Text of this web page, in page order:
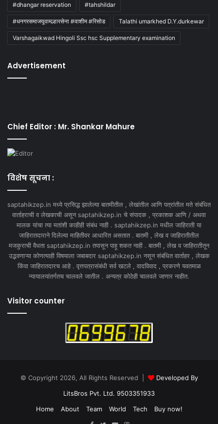
#dhangar reservation #tahshildar
#धनगरसमाजयूवामल्हारसेना #वाशीम #रिसोड Talathi umarkhed D.Y.durkewar
Varshagaikwad Hingoli Ssc hsc Supplementary examination
Advertisement
Chief Editor : Mr. Shankar Mahure
विशेष सूचना :
saptahikzep.in मध्ये प्रसिद्ध झालेल्या बातमीतील , लेखांतील आणि पत्रांतील मते संबंधित
वार्ताहराची व लेखकाची असून saptahikzep.in चे संपादक , प्रकाशक आणि / अथवा
मालक यांचा त्या मतांशी काहीही संबंध नाही . saptahikzep.in मधील जाहिराती या
जाहिरातदाराने दिलेल्या माहितीवर आधारित असतात . बातमी , लेख व जाहिरातीतील
मजकुराची वैधता saptahikzep.in तपासून पाहू शकत नाही . बातमी , लेख व जाहिरातीतून
उद्भवणाऱ्या कोणत्याही विषयाला जबाबदार saptahikzep.in नसून संबंधित वार्ताहर , लेखक
किंवा जाहिरातदारच आहे . वृत्तपत्रासंबंधी सर्व खटले , वादविवाद , प्रकरणे यवतमाळ
न्यायालयांतर्गतच चालवले जातील . अन्यत्र कोठेही चालवले जाणार नाहीत.
Visitor counter
© Copyright 2026, All Rights Reserved |
Developed By
LitsBros Pvt. Ltd. 9503351933
Home
About Team World Tech
Buy now!